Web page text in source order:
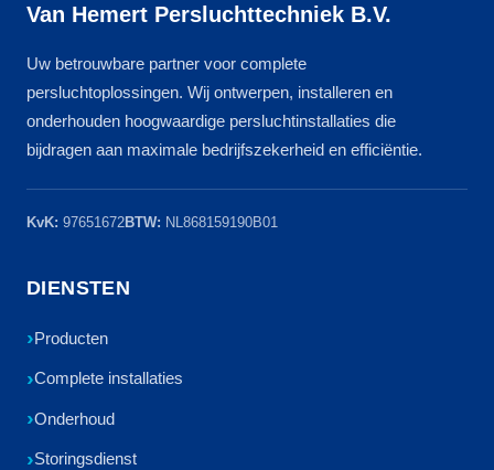
Van Hemert Persluchttechniek B.V.
Uw betrouwbare partner voor complete
persluchtoplossingen. Wij ontwerpen, installeren en
onderhouden hoogwaardige persluchtinstallaties die
bijdragen aan maximale bedrijfszekerheid en efficiëntie.
KvK: 97651672BTW: NL868159190B01
DIENSTEN
Producten
Complete installaties
Onderhoud
Storingsdienst